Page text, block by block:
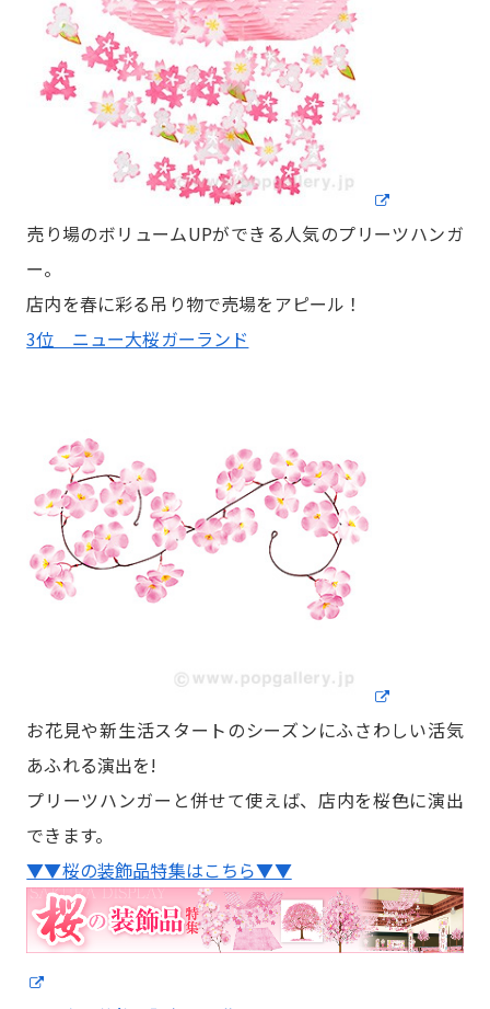
売り場のボリュームUPができる人気のプリーツハンガ
ー。
店内を春に彩る吊り物で売場をアピール！
3位 ニュー大桜ガーランド
お花見や新生活スタートのシーズンにふさわしい活気
あふれる演出を!
プリーツハンガーと併せて使えば、店内を桜色に演出
できます。
▼▼桜の装飾品特集はこちら▼▼